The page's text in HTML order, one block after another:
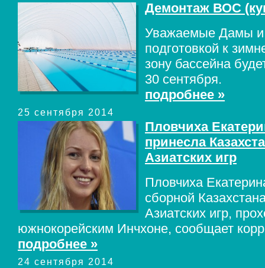
Демонтаж ВОС
Уважаемые Дамы и
подготовкой к
зону бассейна
30 сентября.
подробнее »
25 сентября 2014
Пловчиха
принесла
Азиатских игр
Пловчиха
сборной
Азиатских игр,
южнокорейским Инчхоне, сообщает
подробнее »
24 сентября 2014